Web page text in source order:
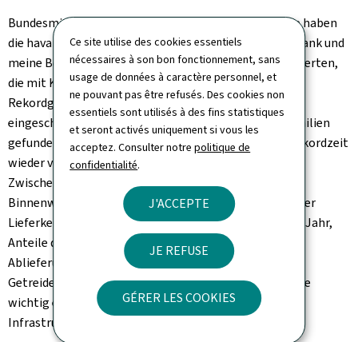
Ce site utilise des cookies essentiels
nécessaires à son bon fonctionnement, sans
usage de données à caractère personnel, et
ne pouvant pas être refusés. Des cookies non
essentiels sont utilisés à des fins statistiques
et seront activés uniquement si vous les
acceptez. Consulter notrepolitique de
confidentialité.
J'ACCEPTE
JE REFUSE
GÉRER LES COOKIES
Bundesminister Dr. Volker Wissing: "Die ersten Schiffe haben
die havarierte Schleuse Müden bereits passiert. Mein Dank und
meine Bewunderung gilt unseren Expertinnen und Experten,
die mit Kreativität, Mut und Entscheidungsfreude in
Rekordgeschwindigkeit eine Lösung für die über 70
eingeschlossenen Schiffe, deren Besatzungen und Familien
gefunden haben und dank denen wir die Schleuse in Rekordzeit
wieder vollständig in Betrieb nehmen können. Dieser
Zwischenfall hat erneut die Bedeutung der
Binnenwasserstraßen für die Aufrechterhaltung unserer
Lieferketten gezeigt. Acht Millionen Gütertonnen pro Jahr,
Anteile der Rohölversorgung Luxemburgs, die An- und
Ablieferung der Dillinger Stahlwerke und die großen
Getreidetransporte aus Lothringen unterstreichen, wie
wichtig eine funktionierende und verlässlich nutzbare
Infrastruktur für uns als Wirtschaftsnationen ist.”